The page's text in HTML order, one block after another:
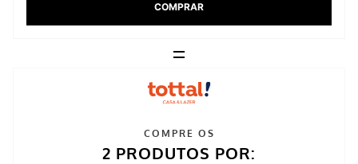
COMPRAR
=
COMPRE OS
2 PRODUTOS POR: